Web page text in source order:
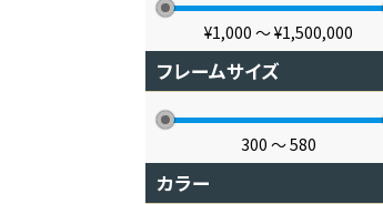
¥1,000 〜¥1,500,000
フレームサイズ
300 〜580
カラー